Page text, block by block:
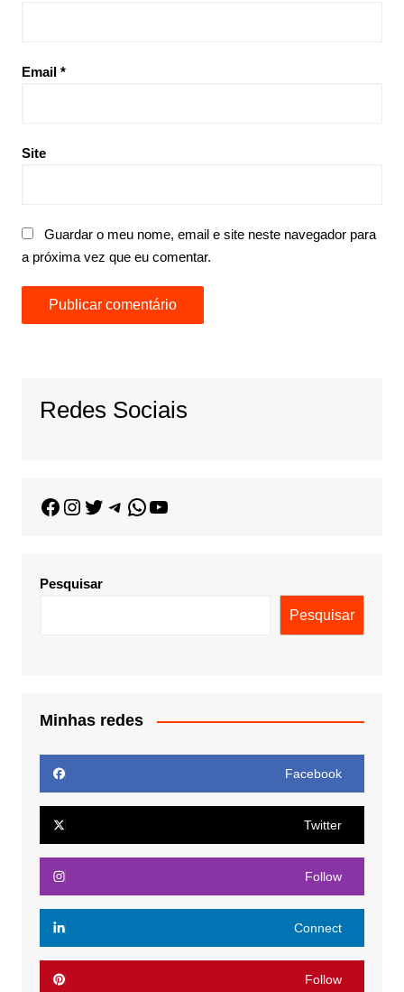
Email *
Site
Guardar o meu nome, email e site neste navegador para
a próxima vez que eu comentar.
Redes Sociais
Pesquisar
Pesquisar
Minhas redes
Facebook
Twitter
Follow
Connect
Follow